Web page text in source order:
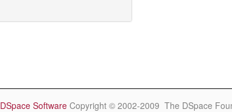
DSpace Software Copyright © 2002-2009 The DSpace